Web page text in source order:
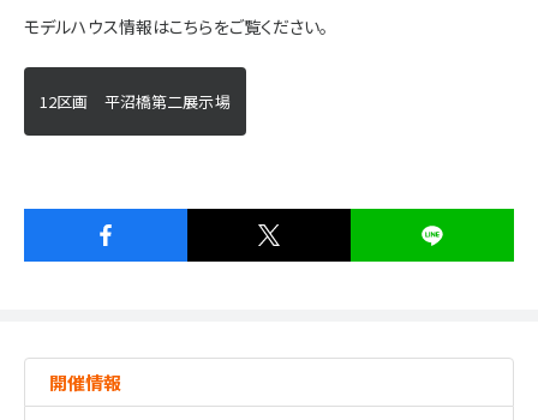
モデルハウス情報はこちらをご覧ください。
12区画 平沼橋第二展示場
開催情報